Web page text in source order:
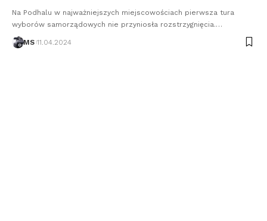
Na Podhalu w najważniejszych miejscowościach pierwsza tura
wyborów samorządowych nie przyniosła rozstrzygnięcia.…
MS 11.04.2024